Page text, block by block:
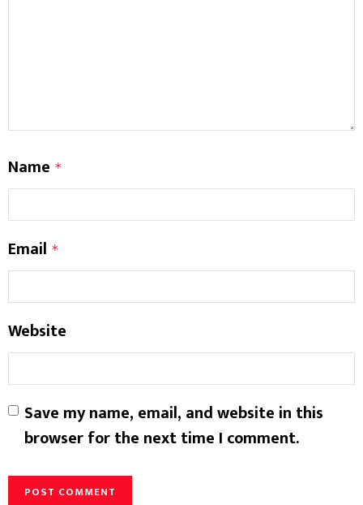
Name *
Email *
Website
Save my name, email, and website in this
browser for the next time I comment.